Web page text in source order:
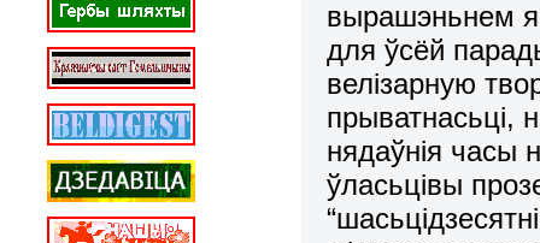
вырашэньнем
для ўсёй
велізарную
прыватнасьці,
нядаўнія часы
ўласьцівы